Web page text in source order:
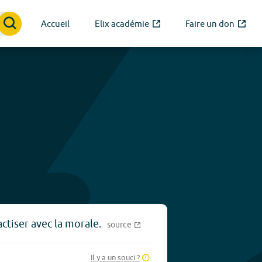
Accueil Elix académie Faire un don
avec la morale. source
Il y a un souci ?